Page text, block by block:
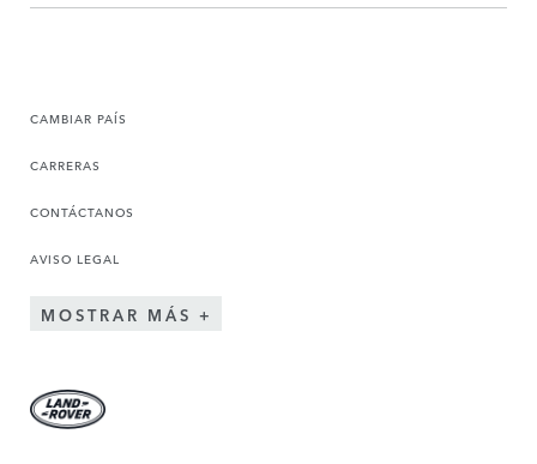
CAMBIAR PAÍS
CARRERAS
CONTÁCTANOS
AVISO LEGAL
MOSTRAR MÁS